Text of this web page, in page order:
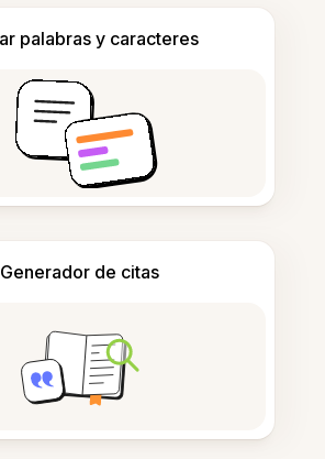
palabras y caracteres
Generador de citas